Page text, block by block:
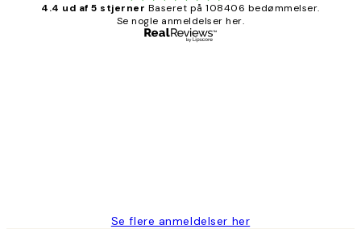
4.4 ud af 5 stjerner Baseret på 108406 bedømmelser.
Se nogle anmeldelser her.
Se flere anmeldelser her